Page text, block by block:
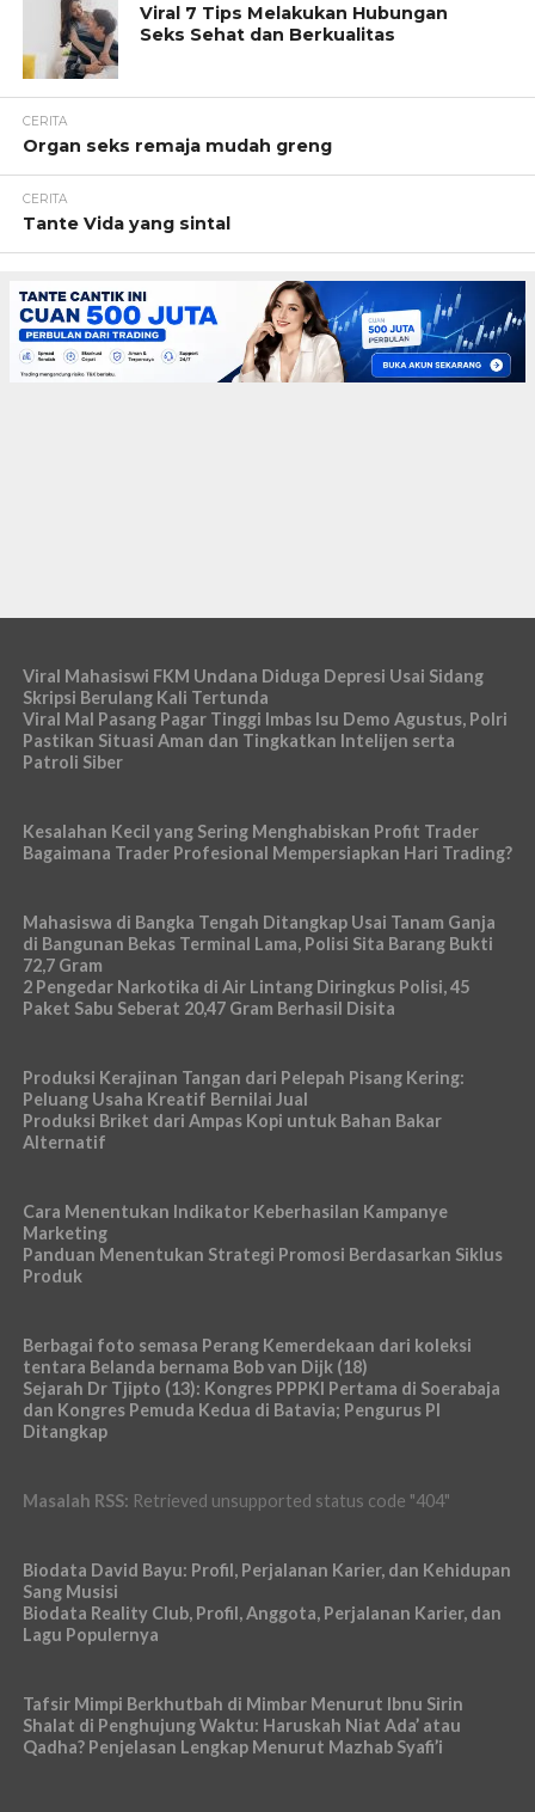
Viral 7 Tips Melakukan Hubungan
Seks Sehat dan Berkualitas
CERITA
Organ seks remaja mudah greng
CERITA
Tante Vida yang sintal
Viral Mahasiswi FKM Undana Diduga Depresi Usai Sidang
Skripsi Berulang Kali Tertunda
Viral Mal Pasang Pagar Tinggi Imbas Isu Demo Agustus, Polri
Pastikan Situasi Aman dan Tingkatkan Intelijen serta
Patroli Siber
Kesalahan Kecil yang Sering Menghabiskan Profit Trader
Bagaimana Trader Profesional Mempersiapkan Hari Trading?
Mahasiswa di Bangka Tengah Ditangkap Usai Tanam Ganja
di Bangunan Bekas Terminal Lama, Polisi Sita Barang Bukti
72,7 Gram
2 Pengedar Narkotika di Air Lintang Diringkus Polisi, 45
Paket Sabu Seberat 20,47 Gram Berhasil Disita
Produksi Kerajinan Tangan dari Pelepah Pisang Kering:
Peluang Usaha Kreatif Bernilai Jual
Produksi Briket dari Ampas Kopi untuk Bahan Bakar
Alternatif
Cara Menentukan Indikator Keberhasilan Kampanye
Marketing
Panduan Menentukan Strategi Promosi Berdasarkan Siklus
Produk
Berbagai foto semasa Perang Kemerdekaan dari koleksi
tentara Belanda bernama Bob van Dijk (18)
Sejarah Dr Tjipto (13): Kongres PPPKI Pertama di Soerabaja
dan Kongres Pemuda Kedua di Batavia; Pengurus PI
Ditangkap
Masalah RSS: Retrieved unsupported status code "404"
Biodata David Bayu: Profil, Perjalanan Karier, dan Kehidupan
Sang Musisi
Biodata Reality Club, Profil, Anggota, Perjalanan Karier, dan
Lagu Populernya
Tafsir Mimpi Berkhutbah di Mimbar Menurut Ibnu Sirin
Shalat di Penghujung Waktu: Haruskah Niat Ada’ atau
Qadha? Penjelasan Lengkap Menurut Mazhab Syafi’i